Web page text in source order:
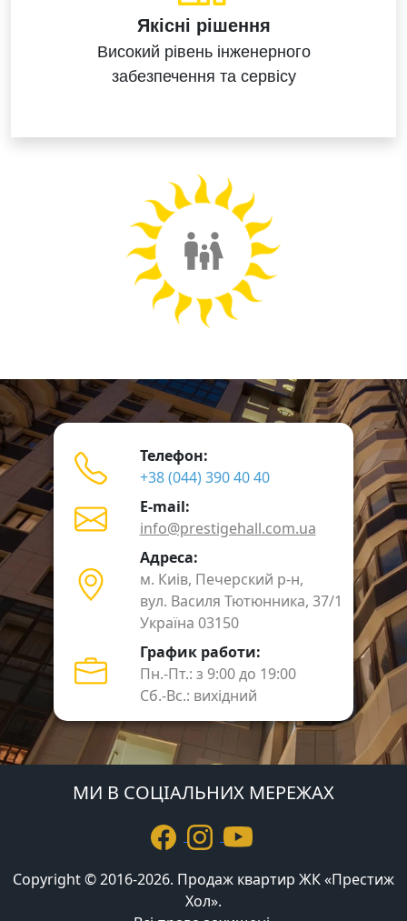
Якісні рішення
Високий рівеньінженерного
забезпечення та сервісу
Телефон:
+38 (044) 390 40 40
E-mail:
info@prestigehall.com.ua
Адреса:
м. Киів, Печерский р-н,
вул. Василя Тютюнника, 37/1
Україна 03150
График работи:
Пн.-Пт.: з 9:00 до 19:00
Сб.-Вс.: вихідний
МИ В СОЦІАЛЬНИХ МЕРЕЖАХ
Copyright © 2016-2026. Продаж квартир ЖК «Престиж
Хол».